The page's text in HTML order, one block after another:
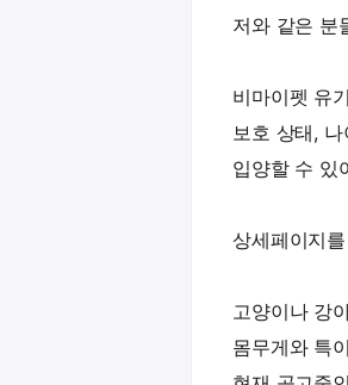
저와 같은 분
비마이펫 유
보호 상태,
입양할 수 있
상세페이지
고양이나 강
몸무게와 특